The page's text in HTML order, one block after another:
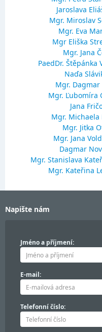
Jaroslava
Mgr. Miroslav
Mgr. Eva
Mgr Eliška
Mgr. Jana
PaedDr. Štěpánka
Naďa
Mgr. Dagmar
Mgr. Ľubomíra
Jana
Mgr. Michaela
Mgr. Jitka
Mgr. Jana
Dagmar
Mgr. Stanislava
Mgr. Kateřina
Napište nám
Jméno a příjmení:
E-mail:
Telefonní číslo: